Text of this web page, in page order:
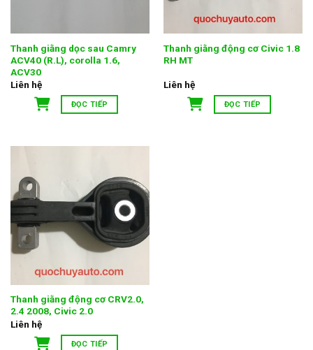
Thanh giằng dọc sau Camry
ACV40 (R.L), corolla 1.6,
ACV30
Liên hệ
ĐỌC TIẾP
Thanh giằng động cơ Civic 1.8
RH MT
Liên hệ
ĐỌC TIẾP
Thanh giằng động cơ CRV2.0,
2.4 2008, Civic 2.0
Liên hệ
ĐỌC TIẾP